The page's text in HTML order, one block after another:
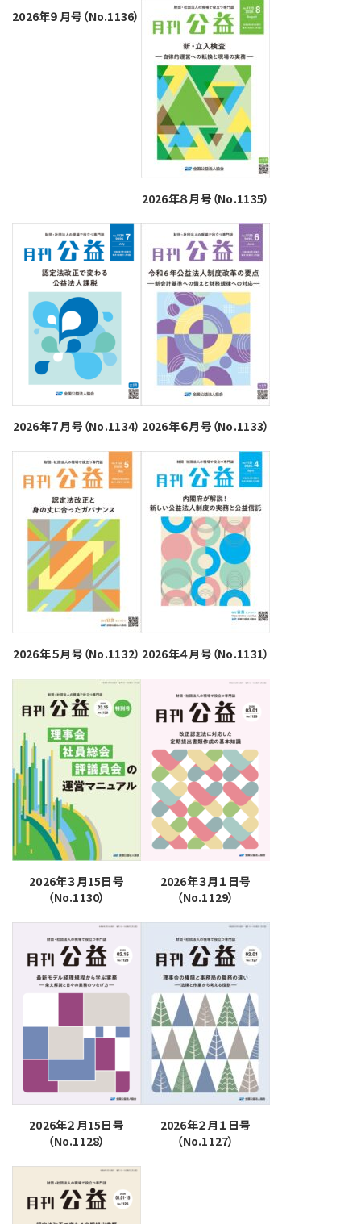
2026年９月号（No.1136）
2026年８月号（No.1135）
2026年７月号（No.1134） 2026年６月号（No.1133）
2026年５月号（No.1132） 2026年４月号（No.1131）
2026年３月15日号
（No.1130）
2026年３月１日号
（No.1129）
2026年２月15日号
（No.1128）
2026年２月１日号
（No.1127）